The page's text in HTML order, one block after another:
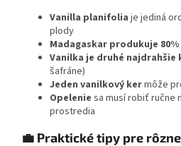
Vanilla planifolia je jediná
plody
Madagaskar produkuje 80%
Vanilka je druhé najdrahšie
šafráne)
Jeden vanilkový kermôže
Opelenie sa musí robiť ručne
prostredia
💼 Praktické tipy pre